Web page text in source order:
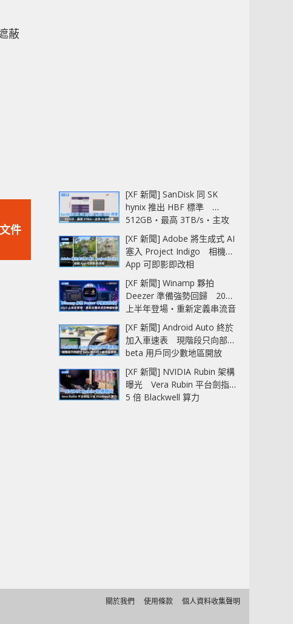
蔽
件
[XF 新聞] SanDisk 同 SK
hynix 推出 HBF 標準
512GB‧最高 3TB/s‧主攻
AI 記憶體
[XF 新聞] Adobe 將生成式 AI
塞入 Project Indigo 相機
App 可即影即改相
[XF 新聞] Winamp 夥拍
Deezer 準備強勢回歸 2027
上半年登場‧重新定義串流音
樂播放器
[XF 新聞] Android Auto 終於
加入車速表 現階段只向部分
beta 用戶同少數地區開放
[XF 新聞] NVIDIA Rubin 架構
曝光 Vera Rubin 平台劍指
5 倍 Blackwell 算力
關於我們 使用條款 個人資料收集聲明